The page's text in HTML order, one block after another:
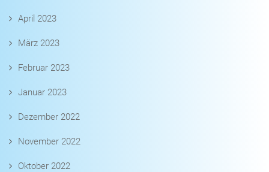
April 2023
März 2023
Februar 2023
Januar 2023
Dezember 2022
November 2022
Oktober 2022